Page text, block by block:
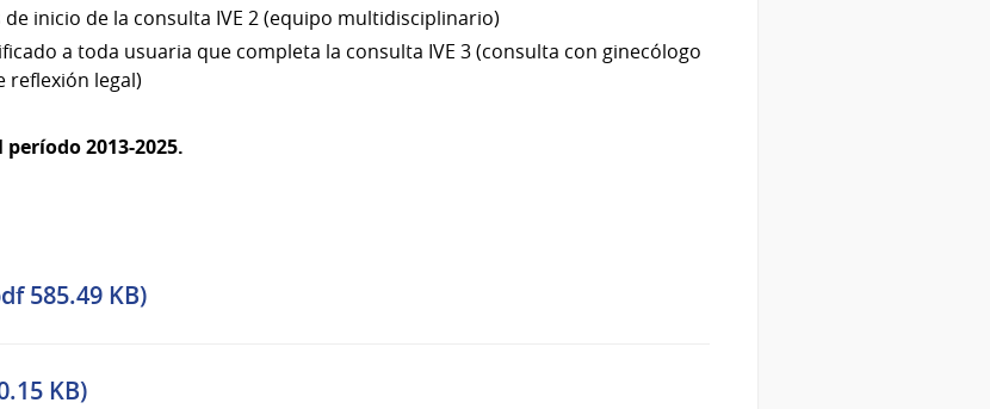
inicio de la consulta IVE 2 (equipo multidisciplinario)
a toda usuaria que completa la consulta IVE 3 (consulta con ginecólogo
reflexión legal)
2013-2025.
585.49 KB)
KB)